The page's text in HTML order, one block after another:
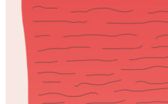
Feria del Libro
Facultad Libre